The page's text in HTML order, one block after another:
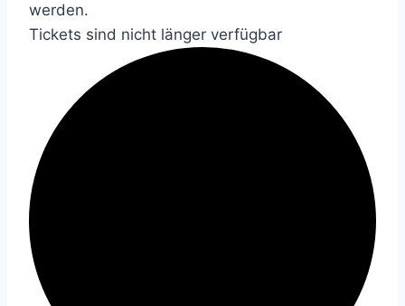
werden.
Tickets sind nicht länger verfügbar